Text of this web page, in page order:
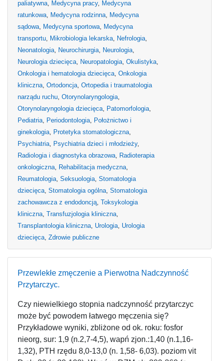
paliatywna, Medycyna pracy, Medycyna
ratunkowa, Medycyna rodzinna, Medycyna
sądowa, Medycyna sportowa, Medycyna
transportu, Mikrobiologia lekarska, Nefrologia,
Neonatologia, Neurochirurgia, Neurologia,
Neurologia dziecięca, Neuropatologia, Okulistyka,
Onkologia i hematologia dziecięca, Onkologia
kliniczna, Ortodoncja, Ortopedia i traumatologia
narządu ruchu, Otorynolaryngologia,
Otorynolaryngologia dziecięca, Patomorfologia,
Pediatria, Periodontologia, Położnictwo i
ginekologia, Protetyka stomatologiczna,
Psychiatria, Psychiatria dzieci i młodzieży,
Radiologia i diagnostyka obrazowa, Radioterapia
onkologiczna, Rehabilitacja medyczna,
Reumatologia, Seksuologia, Stomatologia
dziecięca, Stomatologia ogólna, Stomatologia
zachowawcza z endodoncją, Toksykologia
kliniczna, Transfuzjologia kliniczna,
Transplantologia kliniczna, Urologia, Urologia
dziecięca, Zdrowie publiczne
Przewlekłe zmęczenie a Pierwotna Nadczynność
Przytarczyc.
Czy niewielkiego stopnia nadczynność przytarczyc
może być powodem łatwego męczenia się?
Przykładowe wyniki, zbliżone od ok. roku: fosfor
nieorg, sur: 1,9 (n.2,7-4,5), wapń zjon.:1,40 (n.1,16-
1,32), PTH rzędu 8,0-13,0 (n. 1,58- 6,03). poziom vit